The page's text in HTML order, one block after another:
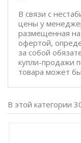
В связи с
цены у
размещенная на
офертой,
за собой
купли-продажи
товара может
В этой категории